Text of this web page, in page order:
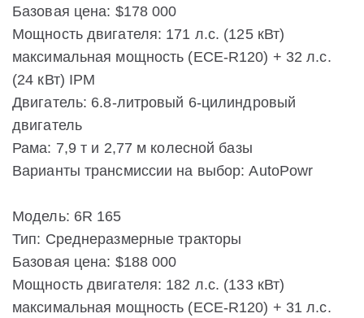
Базовая цена: $178 000
Мощность двигателя: 171 л.с. (125 кВт)
максимальная мощность (ECE-R120) + 32 л.с.
(24 кВт) IPM
Двигатель: 6.8-литровый 6-цилиндровый
двигатель
Рама: 7,9 т и 2,77 м колесной базы
Варианты трансмиссии на выбор: AutoPowr
Модель: 6R 165
Тип: Среднеразмерные тракторы
Базовая цена: $188 000
Мощность двигателя: 182 л.с. (133 кВт)
максимальная мощность (ECE-R120) + 31 л.с.